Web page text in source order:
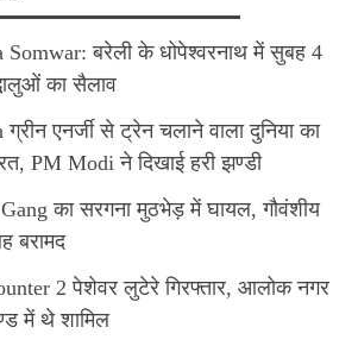
Somwar: बरेली के धोपेश्वरनाथ में सुबह 4
का सैलाव
एनर्जी से ट्रेन चलाने वाला दुनिया का
PM Modi ने दिखाई हरी झण्डी
का सरगना मुठभेड़ में घायल, गौवंशीय
बरामद
2 पेशेवर लुटेरे गिरफ्तार, आलोक नगर
में थे शामिल